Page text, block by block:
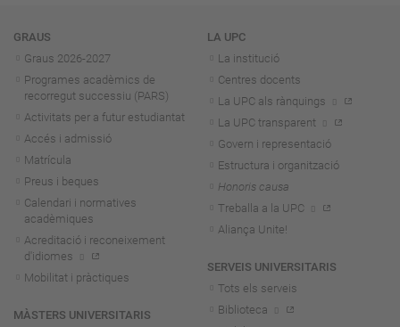
Navegació
GRAUS
Graus 2026-2027
Programes acadèmics de
recorregut successiu (PARS)
Activitats per a futur estudiantat
Accés i admissió
Matrícula
Preus i beques
Calendari i normatives
acadèmiques
Acreditació i reconeixement
d'idiomes
Mobilitat i pràctiques
MÀSTERS UNIVERSITARIS
LA UPC
La institució
Centres docents
La UPC als rànquings
La UPC transparent
Govern i representació
Estructura i organització
Honoris causa
Treballa a la UPC
Aliança Unite!
SERVEIS UNIVERSITARIS
Tots els serveis
Biblioteca